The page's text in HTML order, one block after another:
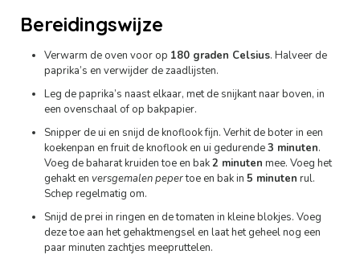
Bereidingswijze
Verwarm de oven voor op 180 graden Celsius. Halveer de
paprika’s en verwijder de zaadlijsten.
Leg de paprika’s naast elkaar, met de snijkant naar boven, in
een ovenschaal of op bakpapier.
Snipper de ui en snijd de knoflook fijn. Verhit de boter in een
koekenpan en fruit de knoflook en ui gedurende3 minuten.
Voeg de baharat kruiden toe en bak2 minuten mee. Voeg het
gehakt en versgemalen pepertoe en bak in 5 minuten rul.
Schep regelmatig om.
Snijd de prei in ringen en de tomaten in kleine blokjes. Voeg
deze toe aan het gehaktmengsel en laat het geheel nog een
paar minuten zachtjes meepruttelen.